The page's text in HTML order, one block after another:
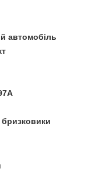
автомобіль
бризковики